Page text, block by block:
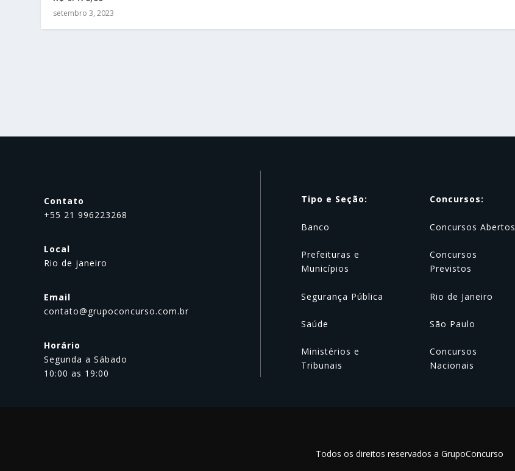
setembro 3, 2023
Contato
+55 21 996223268
Local
Rio de janeiro
Email
contato@grupoconcurso.com.br
Horário
Segunda a Sábado
10:00 as 19:00
Tipo e Seção:
Banco
Prefeituras e
Municípios
Segurança Pública
Saúde
Ministérios e
Tribunais
Concursos:
Concursos Abertos
Concursos
Previstos
Rio de Janeiro
São Paulo
Concursos
Nacionais
Todos os direitos reservados a GrupoConcurso